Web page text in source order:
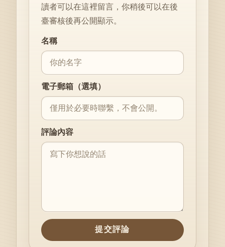
讀者可以在這裡留言，你稍後可以在後
臺審核後再公開顯示。
名稱
電子郵箱（選填）
Website
評論內容
提交評論